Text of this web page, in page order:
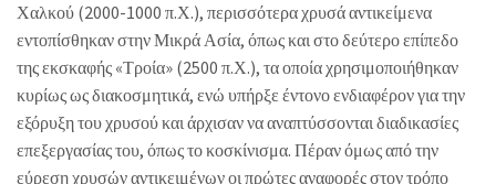
Χαλκού (2000-1000 π.Χ.), περισσότερα χρυσά αντικείμενα
εντοπίσθηκαν στην Μικρά Ασία, όπως και στο δεύτερο επίπεδο
της εκσκαφής «Τροία» (2500 π.Χ.), τα οποία χρησιμοποιήθηκαν
κυρίως ως διακοσμητικά, ενώ υπήρξε έντονο ενδιαφέρον για την
εξόρυξη του χρυσού και άρχισαν να αναπτύσσονται διαδικασίες
επεξεργασίας του, όπως το κοσκίνισμα. Πέραν όμως από την
εύρεση χρυσών αντικειμένων οι πρώτες αναφορές στον τρόπο